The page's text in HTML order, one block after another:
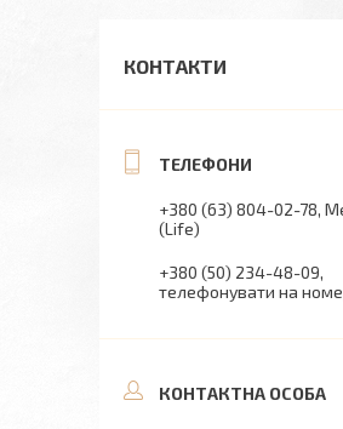
КОНТАКТИ
+380 (63) 804-02-78
(Life)
+380 (50) 234-48-09
телефонувати на